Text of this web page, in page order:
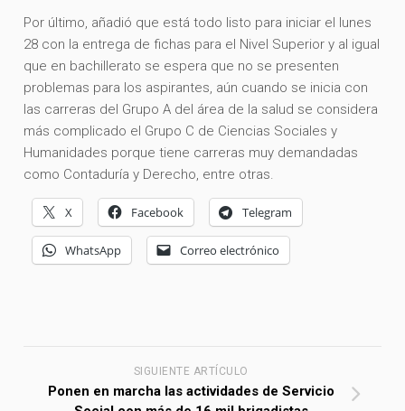
Por último, añadió que está todo listo para iniciar el lunes
28 con la entrega de fichas para el Nivel Superior y al igual
que en bachillerato se espera que no se presenten
problemas para los aspirantes, aún cuando se inicia con
las carreras del Grupo A del área de la salud se considera
más complicado el Grupo C de Ciencias Sociales y
Humanidades porque tiene carreras muy demandadas
como Contaduría y Derecho, entre otras.
X Facebook Telegram
WhatsApp Correo electrónico
SIGUIENTE ARTÍCULO
Ponen en marcha las actividades de Servicio